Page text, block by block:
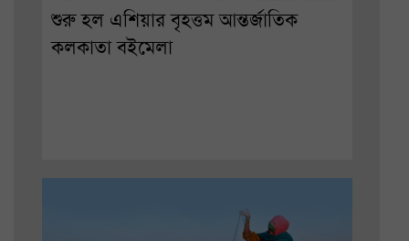
শুরু হল এশিয়ার বৃহত্তম আন্তর্জাতিক
কলকাতা বইমেলা